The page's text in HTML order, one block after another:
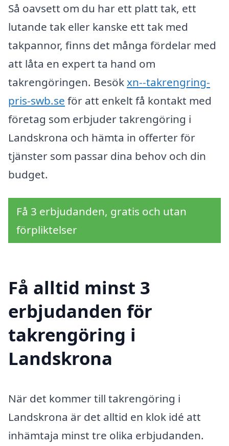
Så oavsett om du har ett platt tak, ett
lutande tak eller kanske ett tak med
takpannor, finns det många fördelar med
att låta en expert ta hand om
takrengöringen. Besökxn--takrengring-
pris-swb.se för att enkelt få kontakt med
företag som erbjuder takrengöring i
Landskrona och hämta in offerter för
tjänster som passar dina behov och din
budget.
Få 3 erbjudanden, gratis och utan
förpliktelser
Få alltid minst 3
erbjudanden för
takrengöring i
Landskrona
När det kommer till takrengöring i
Landskrona är det alltid en klok idé att
inhämtaja minst tre olika erbjudanden.